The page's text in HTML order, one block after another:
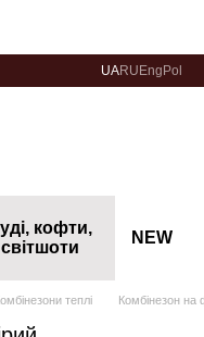
UARU Eng Pol
кофти,
світшоти
NEW
теплі Комбінезон на